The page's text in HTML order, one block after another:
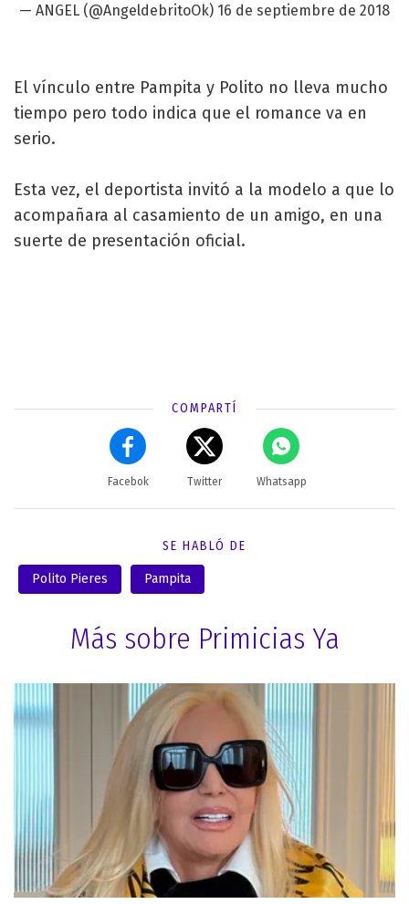
— ANGEL (@AngeldebritoOk) 16 de septiembre de 2018
El vínculo entre Pampita y Polito no lleva mucho
tiempo pero todo indica que el romance va en
serio.
Esta vez, el deportista invitó a la modelo a que lo
acompañara al casamiento de un amigo, en una
suerte de presentación oficial.
COMPARTÍ
Facebok Twitter Whatsapp
SE HABLÓ DE
Polito Pieres Pampita
Más sobre Primicias Ya